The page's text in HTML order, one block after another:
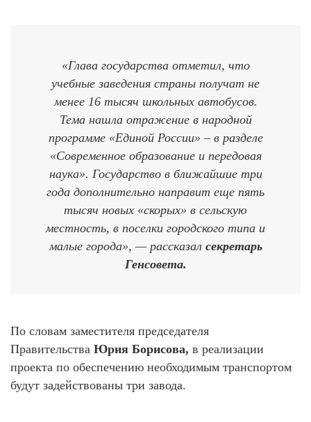
«Глава государства отметил, что
учебные заведения страны получат не
менее 16 тысяч школьных автобусов.
Тема нашла отражение в народной
программе «Единой России» – в разделе
«Современное образование и передовая
наука». Государство в ближайшие три
года дополнительно направит еще пять
тысяч новых «скорых» в сельскую
местность, в поселки городского типа и
малые города», — рассказал секретарь
Генсовета.
По словам заместителя председателя
Правительства Юрия Борисова, в реализации
проекта по обеспечению необходимым транспортом
будут задействованы три завода.